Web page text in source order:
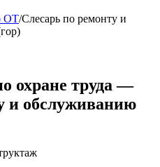
ОТ/Слесарь по ремонту и
охране труда —
и обслуживанию